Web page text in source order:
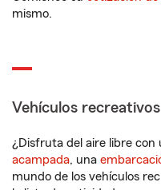
mismo.
Vehículos recreativos
¿Disfruta del aire libre con
acampada, una
mundo de los vehículos